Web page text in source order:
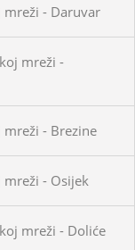
- Daruvar
mreži -
- Brezine
- Osijek
mreži - Doliće